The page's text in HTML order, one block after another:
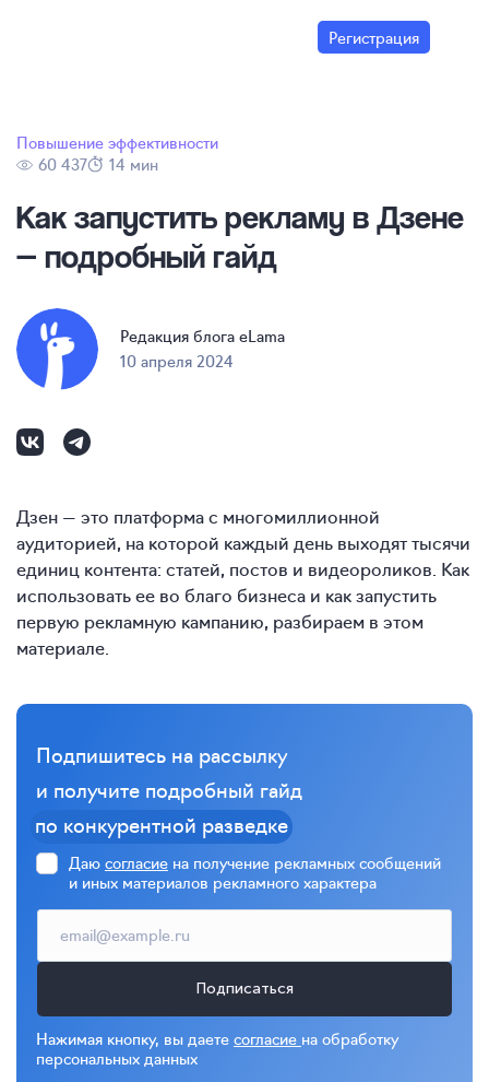
Регистрация
Повышение эффективности
60 437
14 мин
Как запустить рекламу в Дзене
— подробный гайд
Редакция блога eLama
10 апреля 2024
Дзен — это платформа с многомиллионной
аудиторией, на которой каждый день выходят тысячи
единиц контента: статей, постов и видеороликов. Как
использовать ее во благо бизнеса и как запустить
первую рекламную кампанию, разбираем в этом
материале.
Подпишитесь на рассылку
и получите подробный гайд
по конкурентной разведке
Даю согласие на получение рекламных сообщений
и иных материалов рекламного характера
Подписаться
Нажимая кнопку, вы даете согласие на обработку
персональных данных